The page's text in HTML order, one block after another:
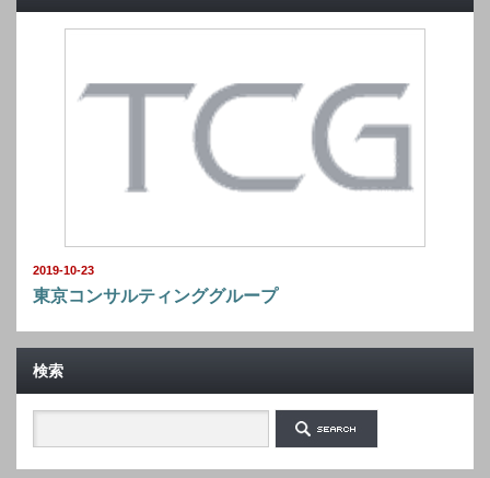
2019-10-23
東京コンサルティンググループ
検索